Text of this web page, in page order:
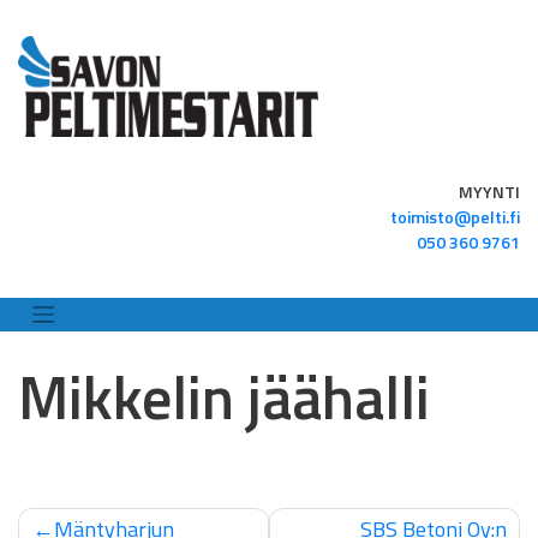
content
MYYNTI
toimisto@pelti.fi
050 360 9761
Mikkelin jäähalli
Mäntyharjun
SBS Betoni Oy:n